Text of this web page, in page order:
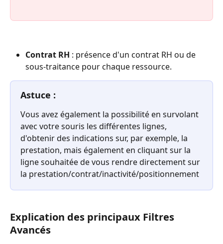
Contrat RH : présence d'un contrat RH ou de
sous-traitance pour chaque ressource.
Astuce :
Vous avez également la possibilité en survolant
avec votre souris les différentes lignes,
d'obtenir des indications sur, par exemple, la
prestation, mais également en cliquant sur la
ligne souhaitée de vous rendre directement sur
la prestation/contrat/inactivité/positionnement
Explication des principaux Filtres
Avancés